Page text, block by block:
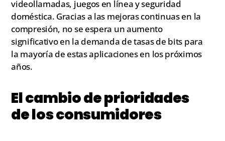
videollamadas, juegos en línea y seguridad
doméstica. Gracias a las mejoras continuas en la
compresión, no se espera un aumento
significativo en la demanda de tasas de bits para
la mayoría de estas aplicaciones en los próximos
años.
El cambio de prioridades
de los consumidores